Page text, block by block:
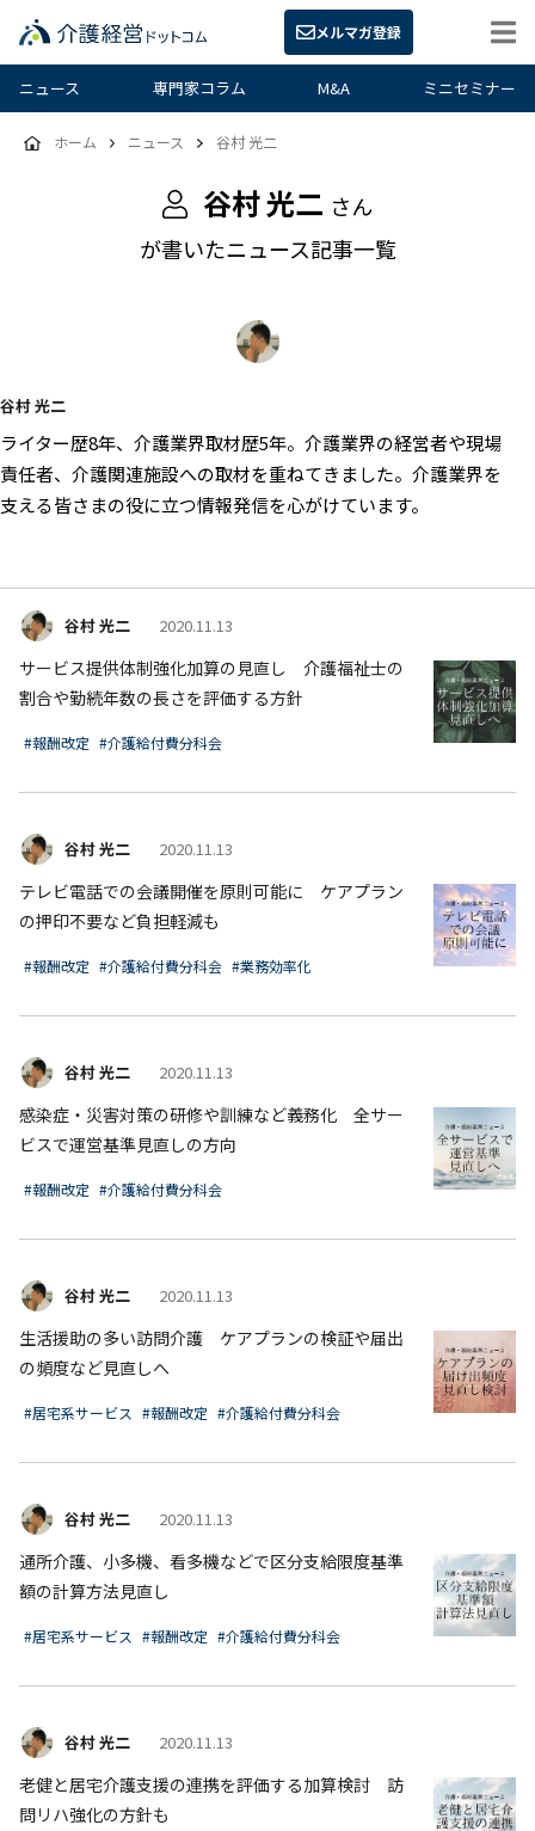
メルマガ登録
ニュース 専門家コラム M&A ミニセミナー
谷村 光二 さん
が書いたニュース記事一覧
ホーム ニュース 谷村 光二
谷村 光二
ライター歴8年、介護業界取材歴5年。介護業界の経営者や現場
責任者、介護関連施設への取材を重ねてきました。介護業界を
支える皆さまの役に立つ情報発信を心がけています。
谷村 光二 2020.11.13
サービス提供体制強化加算の見直し 介護福祉士の
割合や勤続年数の長さを評価する方針
#報酬改定 #介護給付費分科会
谷村 光二 2020.11.13
テレビ電話での会議開催を原則可能に ケアプラン
の押印不要など負担軽減も
#報酬改定 #介護給付費分科会 #業務効率化
谷村 光二 2020.11.13
感染症・災害対策の研修や訓練など義務化 全サー
ビスで運営基準見直しの方向
#報酬改定 #介護給付費分科会
谷村 光二 2020.11.13
生活援助の多い訪問介護 ケアプランの検証や届出
の頻度など見直しへ
#居宅系サービス #報酬改定 #介護給付費分科会
谷村 光二 2020.11.13
通所介護、小多機、看多機などで区分支給限度基準
額の計算方法見直し
#居宅系サービス #報酬改定 #介護給付費分科会
谷村 光二 2020.11.13
老健と居宅介護支援の連携を評価する加算検討 訪
問リハ強化の方針も